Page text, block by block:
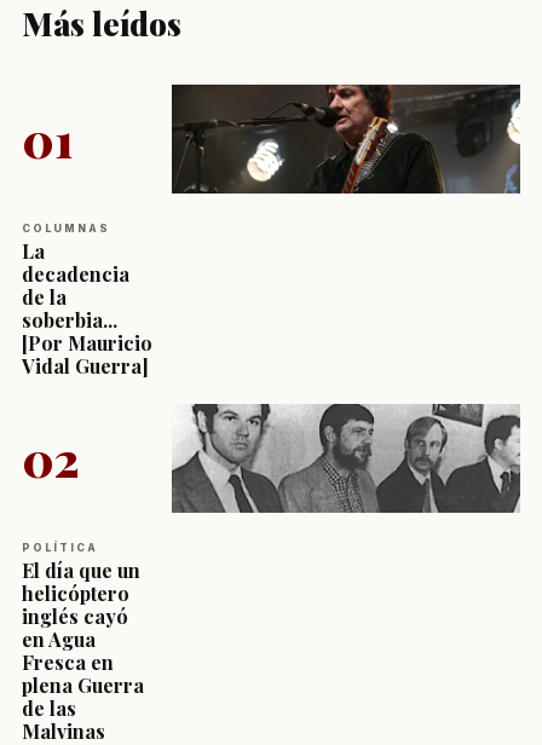
Más leídos
01
COLUMNAS
La
decadencia
de la
soberbia...
[Por Mauricio
Vidal Guerra]
02
POLÍTICA
El día que un
helicóptero
inglés cayó
en Agua
Fresca en
plena Guerra
de las
Malvinas